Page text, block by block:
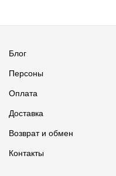
Блог
Персоны
Оплата
Доставка
Возврат и обмен
Контакты